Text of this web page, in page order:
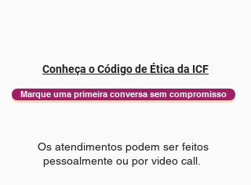
Conheça o Código de Ética da ICF
Marque uma primeira conversa sem compromisso
Os atendimentos podem ser feitos
pessoalmente ou por video call.